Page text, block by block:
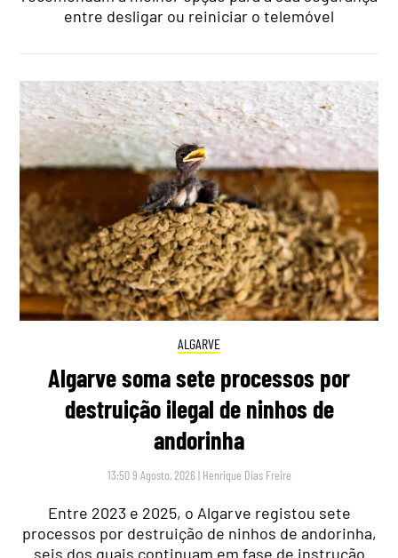
entre desligar ou reiniciar o telemóvel
ALGARVE
Algarve soma sete processos por
destruição ilegal de ninhos de
andorinha
13:50 9 Agosto, 2026 | Henrique Dias Freire
Entre 2023 e 2025, o Algarve registou sete
processos por destruição de ninhos de andorinha,
seis dos quais continuam em fase de instrução